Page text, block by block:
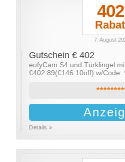
402
7. August
Gutschein € 402
eufyCam S4 und Türklingel
€402.89(€146.10off) w/Code:
Details »